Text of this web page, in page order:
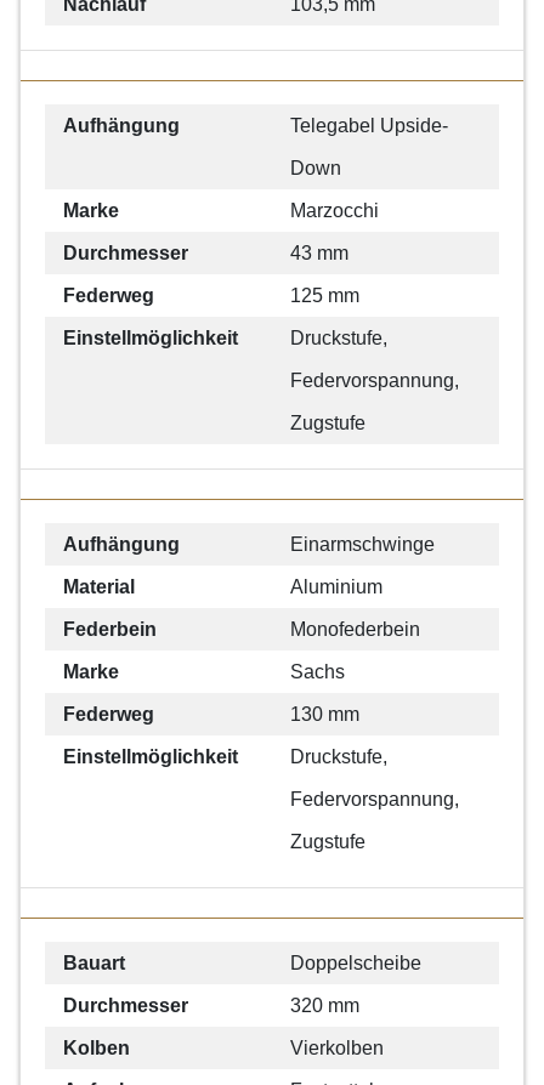
Aufhängung Telegabel Upside-
Down
Marke Marzocchi
Durchmesser 43 mm
Federweg 125 mm
Einstellmöglichkeit Druckstufe,
Federvorspannung,
Zugstufe
Aufhängung Einarmschwinge
Material Aluminium
Federbein Monofederbein
Marke Sachs
Federweg 130 mm
Einstellmöglichkeit Druckstufe,
Federvorspannung,
Zugstufe
Bauart Doppelscheibe
Durchmesser 320 mm
Kolben Vierkolben